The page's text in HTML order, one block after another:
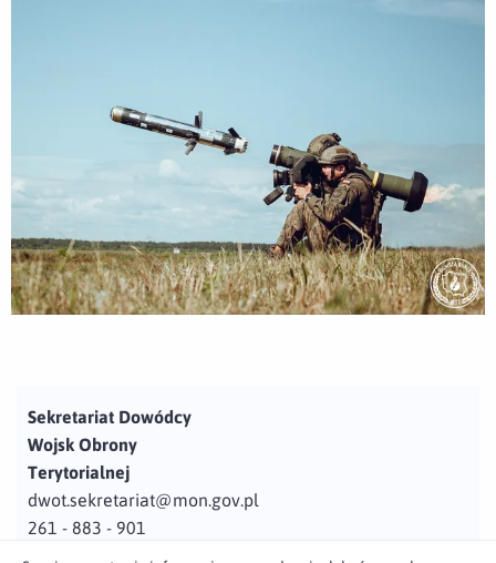
Sekretariat Dowódcy
Wojsk Obrony
Terytorialnej
dwot.sekretariat@mon.gov.pl
261 - 883 - 901